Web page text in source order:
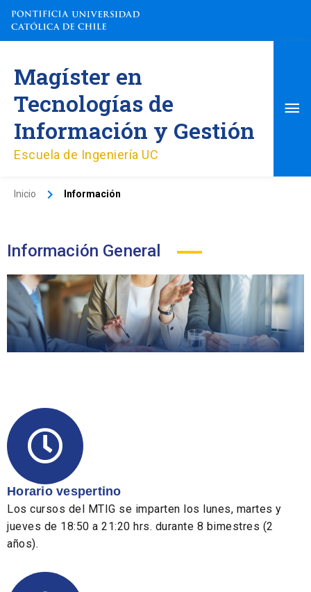
contenido
Magíster en
Tecnologías de
Información y Gestión
Escuela de Ingeniería UC
Inicio Información
Información General
Horario vespertino
Los cursos del MTIG se imparten los lunes, martes y
jueves de 18:50 a 21:20 hrs. durante 8 bimestres (2
años).